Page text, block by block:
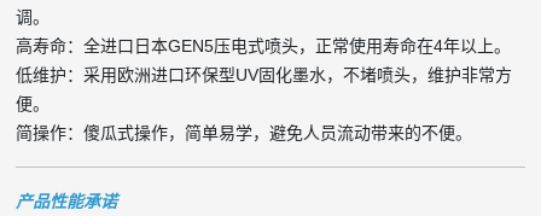
调。
高寿命：全进口日本GEN5压电式喷头，正常使用寿命在4年以上。
低维护：采用欧洲进口环保型UV固化墨水，不堵喷头，维护非常方
便。
简操作：傻瓜式操作，简单易学，避免人员流动带来的不便。
产品性能承诺